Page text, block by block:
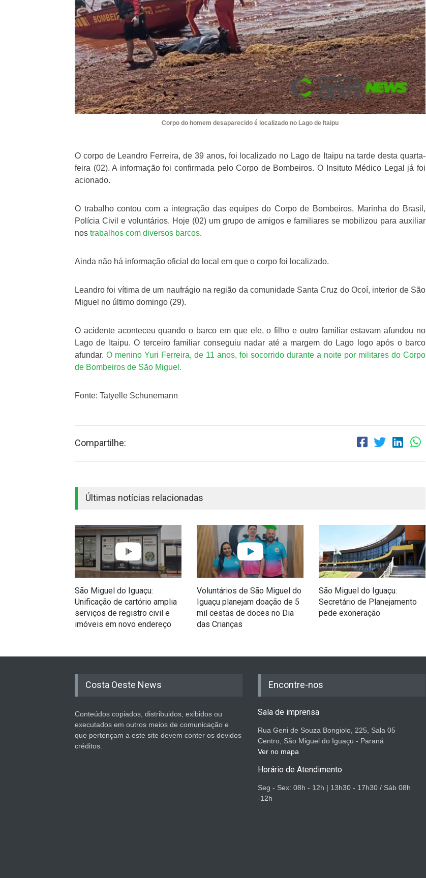
Corpo do homem desaparecido é localizado no Lago de Itaipu
O corpo de Leandro Ferreira, de 39 anos, foi localizado no Lago de Itaipu na tarde desta quarta-
feira (02). A informação foi confirmada pelo Corpo de Bombeiros. O Insituto Médico Legal já foi
acionado.
O trabalho contou com a integração das equipes do Corpo de Bombeiros, Marinha do Brasil,
Polícia Civil e voluntários. Hoje (02) um grupo de amigos e familiares se mobilizou para auxiliar
nos trabalhos com diversos barcos.
Ainda não há informação oficial do local em que o corpo foi localizado.
Leandro foi vítima de um naufrágio na região da comunidade Santa Cruz do Ocoí, interior de São
Miguel no último domingo (29).
O acidente aconteceu quando o barco em que ele, o filho e outro familiar estavam afundou no
Lago de Itaipu. O terceiro familiar conseguiu nadar até a margem do Lago logo após o barco
afundar. O menino Yuri Ferreira, de 11 anos, foi socorrido durante a noite por militares do Corpo
de Bombeiros de São Miguel.
Fonte: Tatyelle Schunemann
Compartilhe:
Últimas notícias relacionadas
São Miguel do Iguaçu:
Unificação de cartório amplia
serviços de registro civil e
imóveis em novo endereço
Voluntários de São Miguel do
Iguaçu planejam doação de 5
mil cestas de doces no Dia
das Crianças
São Miguel do Iguaçu:
Secretário de Planejamento
pede exoneração
Costa Oeste News
Conteúdos copiados, distribuidos, exibidos ou
executados em outros meios de comunicação e
que pertençam a este site devem conter os devidos
créditos.
Encontre-nos
Sala de imprensa
Rua Geni de Souza Bongiolo, 225, Sala 05
Centro, São Miguel do Iguaçu - Paraná
Ver no mapa
Horário de Atendimento
Seg - Sex: 08h - 12h | 13h30 - 17h30 / Sáb 08h
-12h